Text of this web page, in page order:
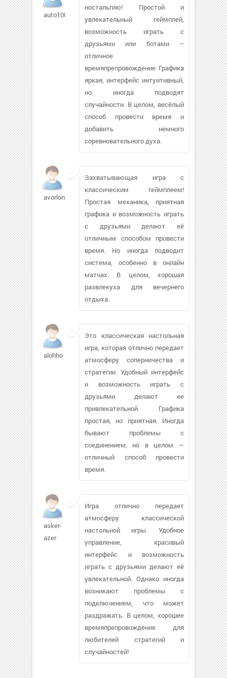
auto1005
ностальгию! Простой и
увлекательный геймплей,
возможность играть с
друзьями или ботами –
отличное
времяпрепровождение. Графика
яркая, интерфейс интуитивный,
но иногда подводят
случайности. В целом, весёлый
способ провести время и
добавить немного
соревновательного духа.
avorlon
Захватывающая игра с
классическим геймплеем!
Простая механика, приятная
графика и возможность играть
с друзьями делают её
отличным способом провести
время. Но иногда подводит
система, особенно в онлайн
матчах. В целом, хорошая
развлекуха для вечернего
отдыха.
alohho
Это классическая настольная
игра, которая отлично передает
атмосферу соперничества и
стратегии. Удобный интерфейс
и возможность играть с
друзьями делают ее
привлекательной. Графика
простая, но приятная. Иногда
бывают проблемы с
соединением, но в целом —
отличный способ провести
время.
asker-
azer
Игра отлично передает
атмосферу классической
настольной игры. Удобное
управление, красивый
интерфейс и возможность
играть с друзьями делают её
увлекательной. Однако иногда
возникают проблемы с
подключением, что может
раздражать. В целом, хорошее
времяпрепровождение для
любителей стратегий и
случайностей!